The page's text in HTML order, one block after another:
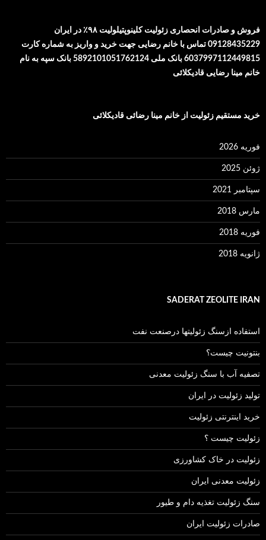
فروش و صادرات انحصاری زئولیت کلینوپتیلولیت ۹۸٪ در ایران
09128435229 تماس با خانم رضایی جهت خرید و واریز به شماره کارت
6037997112449815 بانک ملی 5892101051762124 بانک سپه به نام
خانم مینا رضایی قادیکلائی
خرید مستقیم زئولیت از خانم مینا رضائی قادیکلائی
فوریه 2026
ژوئن 2025
سپتامبر 2021
مارس 2018
فوریه 2018
ژانویه 2018
SADERAT ZEOLITE IRAN
استفاده ازسنگ زئولیتها درصنعت نفت
بنتونیت چیست؟
تصفیه آب با سنگ زئولیت معدنی
تولید زئولیت در ایران
خرید اینترنتی زئولیت
زئولیت چیست ؟
زئولیت در خاک کشاورزی
زئولیت معدنی ایران
سنگ زئولیت تغذیه دام و طیور
صادرات زئولیت ایران